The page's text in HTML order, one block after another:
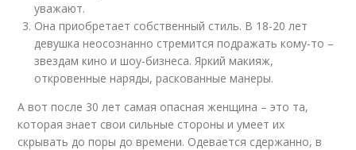
уважают.
Она приобретает собственный стиль. В 18-20 лет
девушка неосознанно стремится подражать кому-то –
звездам кино и шоу-бизнеса. Яркий макияж,
откровенные наряды, раскованные манеры.
А вот после 30 лет самая опасная женщина – это та,
которая знает свои сильные стороны и умеет их
скрывать до поры до времени. Одевается сдержанно, в